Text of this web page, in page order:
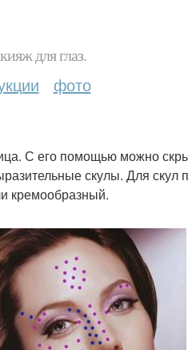
для глаз.
фото
С его помощью можно
скулы. Для скул
кремообразный.